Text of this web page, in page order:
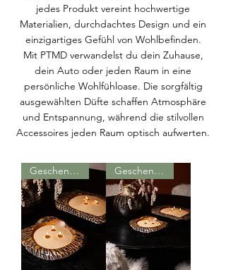
jedes Produkt vereint hochwertige
Materialien, durchdachtes Design und ein
einzigartiges Gefühl von Wohlbefinden.
Mit PTMD verwandelst du dein Zuhause,
dein Auto oder jeden Raum in eine
persönliche Wohlfühloase. Die sorgfältig
ausgewählten Düfte schaffen Atmosphäre
und Entspannung, während die stilvollen
Accessoires jeden Raum optisch aufwerten.
Geschenkidee Geschenkidee